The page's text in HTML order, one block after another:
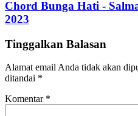
Chord Bunga Hati -
2023
Tinggalkan Balasan
Alamat email Anda tidak akan
ditandai *
Komentar *